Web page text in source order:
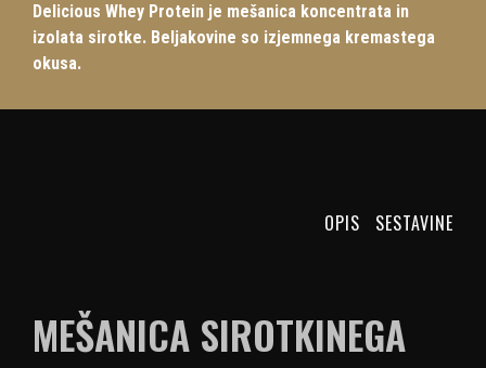
Delicious Whey Protein je mešanica koncentrata in
izolata sirotke. Beljakovine so izjemnega kremastega
okusa.
OPIS SESTAVINE
MEŠANICA SIROTKINEGA